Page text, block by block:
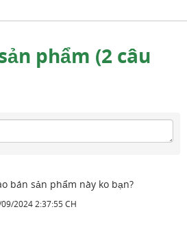
phẩm (2 câu
bán sản phẩm này ko bạn?
2024 2:37:55 CH